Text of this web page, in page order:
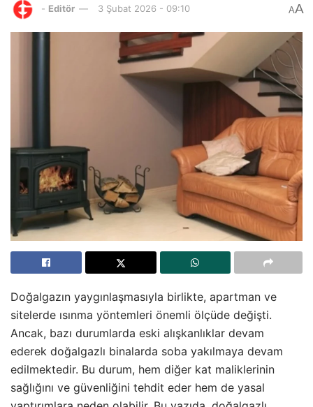
- Editör 3 Şubat 2026 - 09:10 AA
Doğalgazın yaygınlaşmasıyla birlikte, apartman ve
sitelerde ısınma yöntemleri önemli ölçüde değişti.
Ancak, bazı durumlarda eski alışkanlıklar devam
ederek doğalgazlı binalarda soba yakılmaya devam
edilmektedir. Bu durum, hem diğer kat maliklerinin
sağlığını ve güvenliğini tehdit eder hem de yasal